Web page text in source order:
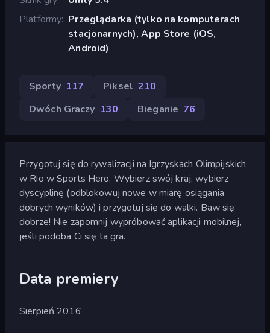
Platformy Przeglądarka (tylko na komputerach
stacjonarnych), App Store (iOS,
Android)
Sporty 117 Piksel 210
Dwóch Graczy 130 Bieganie 76
Przygotuj się do rywalizacji na Igrzyskach Olimpijskich
w Rio w Sports Hero. Wybierz swój kraj, wybierz
dyscyplinę (odblokowuj nowe w miarę osiągania
dobrych wyników) i przygotuj się do walki. Baw się
dobrze! Nie zapomnij wypróbować aplikacji mobilnej,
jeśli podoba Ci się ta gra.
Data premiery
Sierpień 2016